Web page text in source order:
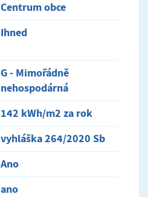
Centrum obce
Ihned
G - Mimořádně
nehospodárná
142 kWh/m2 za rok
vyhláška 264/2020 Sb
Ano
ano